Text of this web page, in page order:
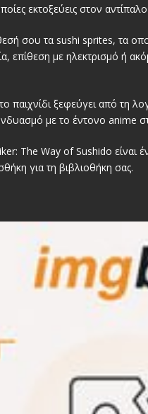
εκτοξεύεις στον
σου τα sushi sprites, τα
επίθεση με ηλεκτρισμό ή
παιχνίδι ξεφεύγει από τη
με το έντονο anime
The Way of Sushido
για τη βιβλιοθήκη σας.